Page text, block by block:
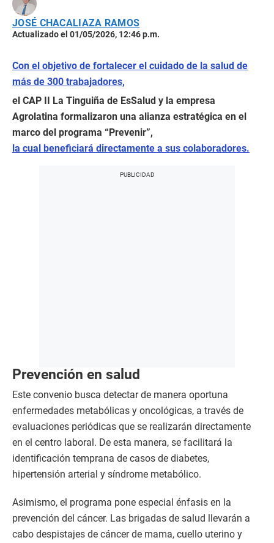
JOSÉ CHACALIAZA RAMOS
Actualizado el 01/05/2026, 12:46 p.m.
Con el objetivo de fortalecer el cuidado de la salud de
más de 300 trabajadores,
el CAP II La Tinguiña de EsSalud y la empresa
Agrolatina formalizaron una alianza estratégica en el
marco del programa “Prevenir”,
la cual beneficiará directamente a sus colaboradores.
Prevención en salud
Este convenio busca detectar de manera oportuna
enfermedades metabólicas y oncológicas, a través de
evaluaciones periódicas que se realizarán directamente
en el centro laboral. De esta manera, se facilitará la
identificación temprana de casos de diabetes,
hipertensión arterial y síndrome metabólico.
Asimismo, el programa pone especial énfasis en la
prevención del cáncer. Las brigadas de salud llevarán a
cabo despistajes de cáncer de mama, cuello uterino y